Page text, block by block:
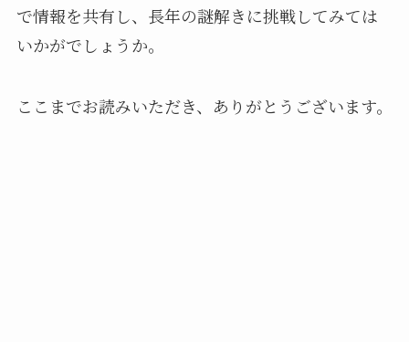
で情報を共有し、長年の謎解きに挑戦してみては
いかがでしょうか。
ここまでお読みいただき、ありがとうございます。